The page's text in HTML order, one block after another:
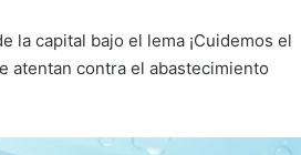
la capital bajo el lema ¡Cuidemos el
atentan contra el abastecimiento